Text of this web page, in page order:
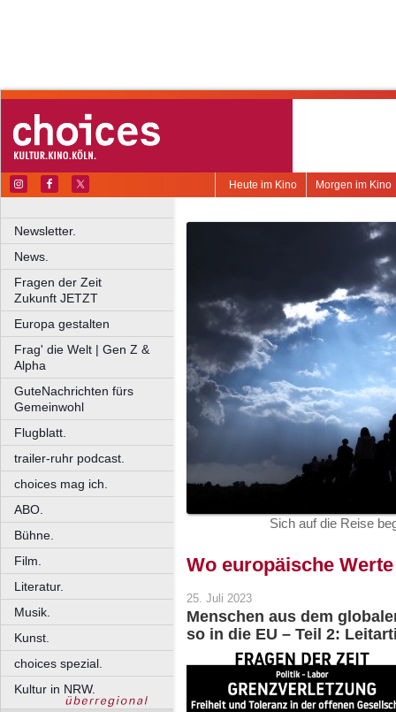
Morgen im Kino
Heute im Kino
Newsletter.
News.
Fragen der Zeit
Zukunft JETZT
Europa gestalten
Frag' die Welt | Gen Z &
Alpha
GuteNachrichten fürs
Gemeinwohl
Flugblatt.
trailer-ruhr podcast.
choices mag ich.
ABO.
Bühne.
Film.
Literatur.
Musik.
Kunst.
choices spezial.
Kultur in NRW.
Sich auf die Reise
Wo europäische
25. Juli 2023
Menschen aus dem
so in die EU – Teil 2: